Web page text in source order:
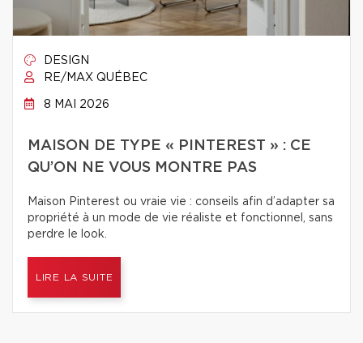
DESIGN
RE/MAX QUÉBEC
8 MAI 2026
MAISON DE TYPE « PINTEREST » : CE
QU’ON NE VOUS MONTRE PAS
Maison Pinterest ou vraie vie : conseils afin d’adapter sa
propriété à un mode de vie réaliste et fonctionnel, sans
perdre le look.
LIRE LA SUITE